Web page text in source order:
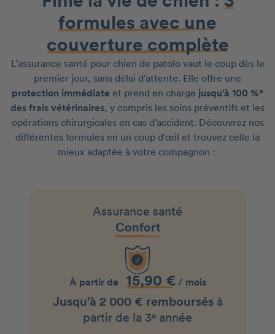
formules avec une
couverture complète
L'assurance santé pour chien de patolo vaut le coup dès le
premier jour, sans délai d’attente. Elle offre une
protection immédiate et prend en charge jusqu'à 100 %*
des frais vétérinaires, y compris les soins préventifs et les
opérations chirurgicales en cas d’accident. Découvrez nos
différentes formules en un coup d’œil et trouvez celle la
mieux adaptée à votre compagnon :
Assurance santé
Confort
À partir de 15,90 €/ mois
Jusqu’à 2 000 € remboursésà
partir de la 3ᵉ année